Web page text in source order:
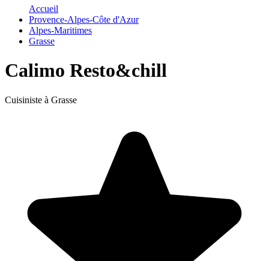
Accueil
Provence-Alpes-Côte d'Azur
Alpes-Maritimes
Grasse
Calimo Resto&chill
Cuisiniste à Grasse